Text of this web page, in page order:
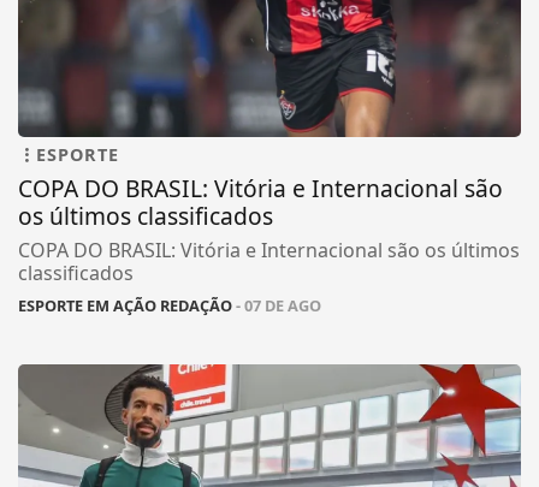
ESPORTE
COPA DO BRASIL: Vitória e Internacional são
os últimos classificados
COPA DO BRASIL: Vitória e Internacional são os últimos
classificados
ESPORTE EM AÇÃO REDAÇÃO- 07 DE AGO